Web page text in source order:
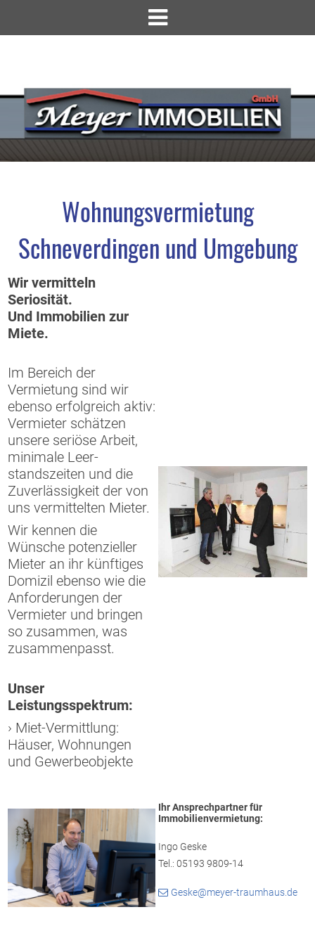
Wohnungsvermietung
Schneverdingen und Umgebung
Wir vermitteln
Seriosität.
Und Immobilien zur
Miete.
Im Bereich der
Vermietung sind wir
ebenso erfolgreich aktiv:
Vermieter schätzen
unsere seriöse Arbeit,
minimale Leer-
standszeiten und die
Zuverlässigkeit der von
uns vermittelten Mieter.
Wir kennen die
Wünsche potenzieller
Mieter an ihr künftiges
Domizil ebenso wie die
Anforderungen der
Vermieter und bringen
so zusammen, was
zusammenpasst.
Unser
Leistungsspektrum:
› Miet-Vermittlung:
Häuser, Wohnungen
und Gewerbeobjekte
Ihr Ansprechpartner für
Immobilienvermietung:
Ingo Geske
Tel.: 05193 9809-14
Geske@meyer-traumhaus.de